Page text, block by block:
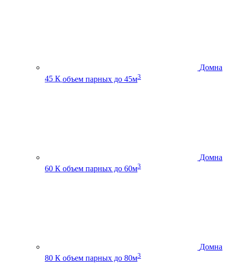
Домна
45 К объем парных до 45м3
Домна
60 К объем парных до 60м3
Домна
80 К объем парных до 80м3